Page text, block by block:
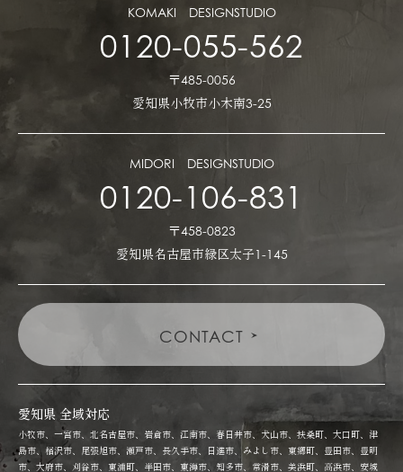
KOMAKI DESIGNSTUDIO
0120-055-562
〒485-0056
愛知県小牧市小木南3-25
MIDORI DESIGNSTUDIO
0120-106-831
〒458-0823
愛知県名古屋市緑区太子1-145
CONTACT
愛知県 全域対応
小牧市、一宮市、北名古屋市、岩倉市、江南市、春日井市、犬山市、扶桑町、大口町、津
島市、稲沢市、尾張旭市、瀬戸市、長久手市、日進市、みよし市、東郷町、豊田市、豊明
市、大府市、刈谷市、東浦町、半田市、東海市、知多市、常滑市、美浜町、高浜市、安城